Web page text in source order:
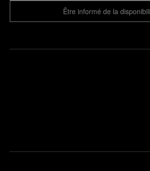
Être informé de la